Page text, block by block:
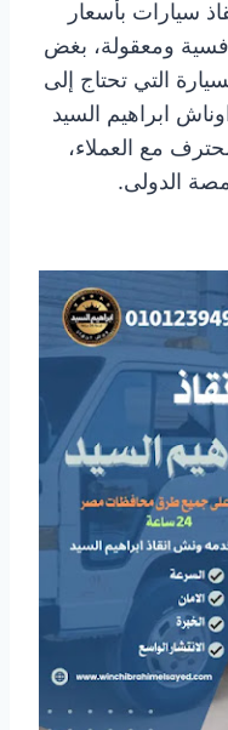
سيارات بأسعار
ومعقولة، بغض
التي تحتاج إلى
ابراهيم السيد
مع العملاء،
الدولى.